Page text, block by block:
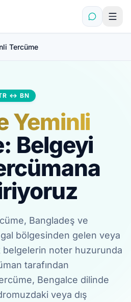
Tercüme
TR ↔ BN
Yeminli
Belgeyi
Bangladeş ve
bölgesinden gelen veya
noter huzurunda
tarafından
Bengalce dilinde
veya dış